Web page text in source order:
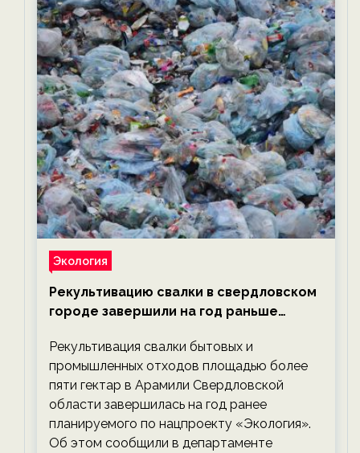
Экология
Рекультивацию свалки в свердловском
городе завершили на год раньше
экологии на ECOportal
Рекультивация свалки бытовых и
промышленных отходов площадью более
пяти гектар в Арамили Свердловской
области завершилась на год ранее
планируемого по нацпроекту «Экология».
Об этом сообщили в департаменте